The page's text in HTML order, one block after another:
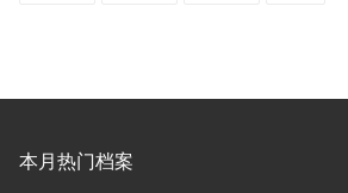
本月热门档案